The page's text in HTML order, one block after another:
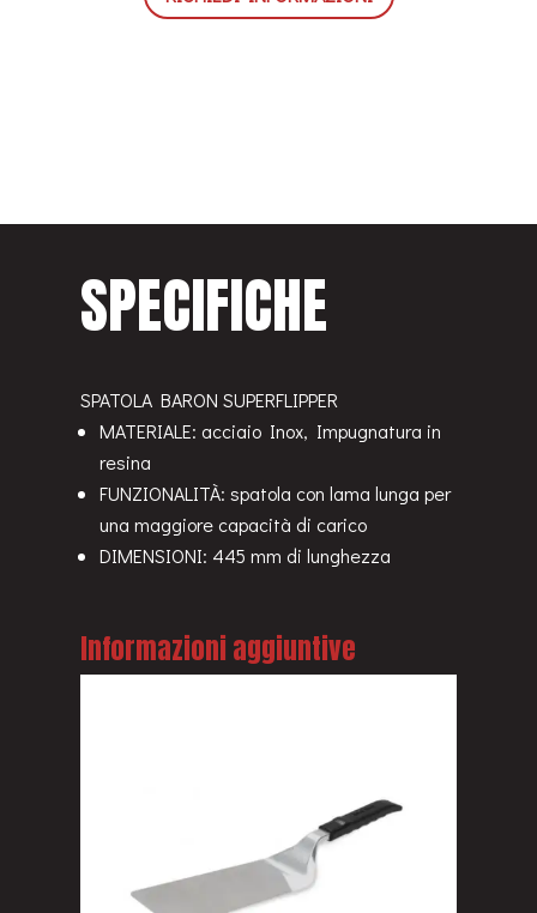
SPECIFICHE
SPATOLA BARON SUPERFLIPPER
MATERIALE: acciaio Inox, Impugnatura in
resina
FUNZIONALITÀ: spatola con lama lunga per
una maggiore capacità di carico
DIMENSIONI: 445 mm di lunghezza
Informazioni aggiuntive